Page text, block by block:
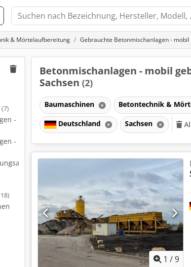
& Mörtelaufbereitung Gebrauchte Betonmischanlagen - mobil
(7)
-
-
Betonmischanlagen - mobil
Sachsen (2)
Baumaschinen Betontechnik &
Deutschland Sachsen
1 /9